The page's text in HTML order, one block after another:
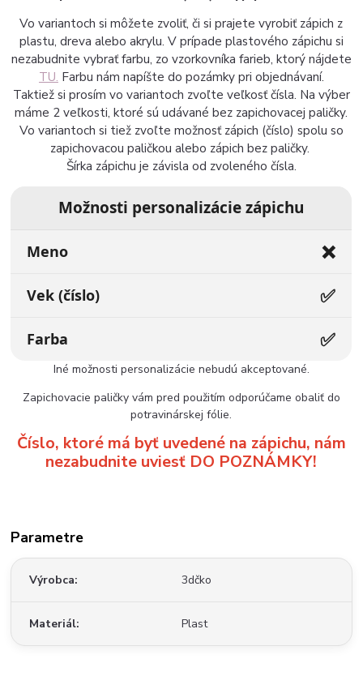
Vo variantoch si môžete zvoliť, či si prajete vyrobiť zápich z
plastu, dreva alebo akrylu. V prípade plastového zápichu si
nezabudnite vybrať farbu, zo vzorkovníka farieb, ktorý nájdete
TU. Farbu nám napíšte do pozámky pri objednávaní.
Taktiež si prosím vo variantoch zvoľte veľkosť čísla. Na výber
máme 2 veľkosti, ktoré sú udávané bez zapichovacej paličky.
Vo variantoch si tiež zvoľte možnosť zápich (číslo) spolu so
zapichovacou paličkou alebo zápich bez paličky.
Šírka zápichu je závisla od zvoleného čísla.
Možnosti personalizácie zápichu
Meno ❌
Vek (číslo) ✅
Farba ✅
Iné možnosti personalizácie nebudú akceptované.
Zapichovacie paličky vám pred použitím odporúčame obaliť do
potravinárskej fólie.
Číslo, ktoré má byť uvedené na zápichu, nám
nezabudnite uviesť DO POZNÁMKY!
Parametre
Výrobca 3dčko
Materiál Plast